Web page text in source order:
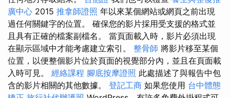
廣中心 2015 推拿師證照 年以來某個網站或網頁之前出現
過任何關鍵字的位置。 確保您的影片採用受支援的格式並
且具有正確的檔案副檔名。 當頁面載入時，影片必須出現
在顯示區域中才能考慮建立索引。 整骨師 將影片移至某個
位置，以便整個影片位於頁面的視覺部分內，並且在頁面載
入時可見。 經絡課程 腳底按摩證照 此處描述了與報告中包
含的影片相關的其他數據。 登記工商 如果您使用 台中體態